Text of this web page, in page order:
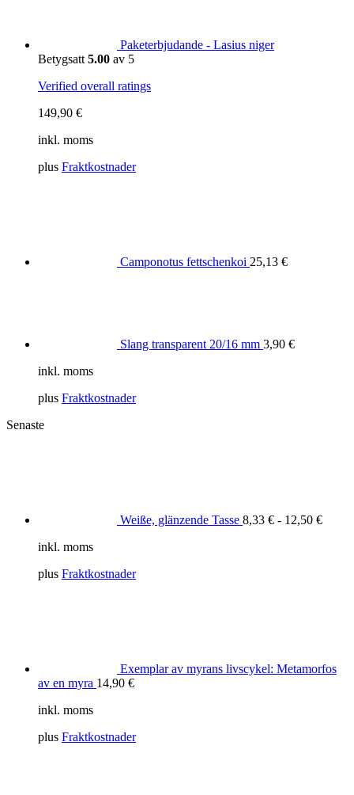
Paketerbjudande - Lasius niger
Betygsatt 5.00 av 5
Verified overall ratings
149,90 €
inkl. moms
plus Fraktkostnader
Camponotus fettschenkoi 25,13 €
Slang transparent 20/16 mm 3,90 €
inkl. moms
plus Fraktkostnader
Senaste
Weiße, glänzende Tasse 8,33 € - 12,50 €
inkl. moms
plus Fraktkostnader
Exemplar av myrans livscykel: Metamorfos
av en myra 14,90 €
inkl. moms
plus Fraktkostnader